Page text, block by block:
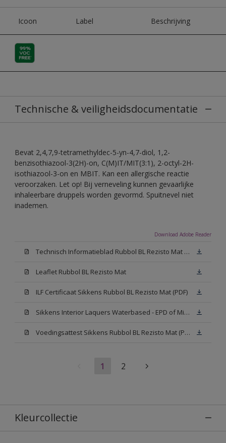
Icoon Label Beschrijving
Technische & veiligheidsdocumentatie
Bevat 2,4,7,9-tetramethyldec-5-yn-4,7-diol, 1,2-
benzisothiazool-3(2H)-on, C(M)IT/MIT(3:1), 2-octyl-2H-
isothiazool-3-on en MBIT. Kan een allergische reactie
veroorzaken. Let op! Bij verneveling kunnen gevaarlijke
inhaleerbare druppels worden gevormd. Spuitnevel niet
inademen.
Download Adobe Reader
Technisch Informatieblad Rubbol BL Rezisto Mat (PDF)
Leaflet Rubbol BL Rezisto Mat
ILF Certificaat Sikkens Rubbol BL Rezisto Mat (PDF)
Sikkens Interior Laquers Waterbased - EPD of Milieuproductverklaring
Voedingsattest Sikkens Rubbol BL Rezisto Mat (PDF)
1 2
Kleurcollectie